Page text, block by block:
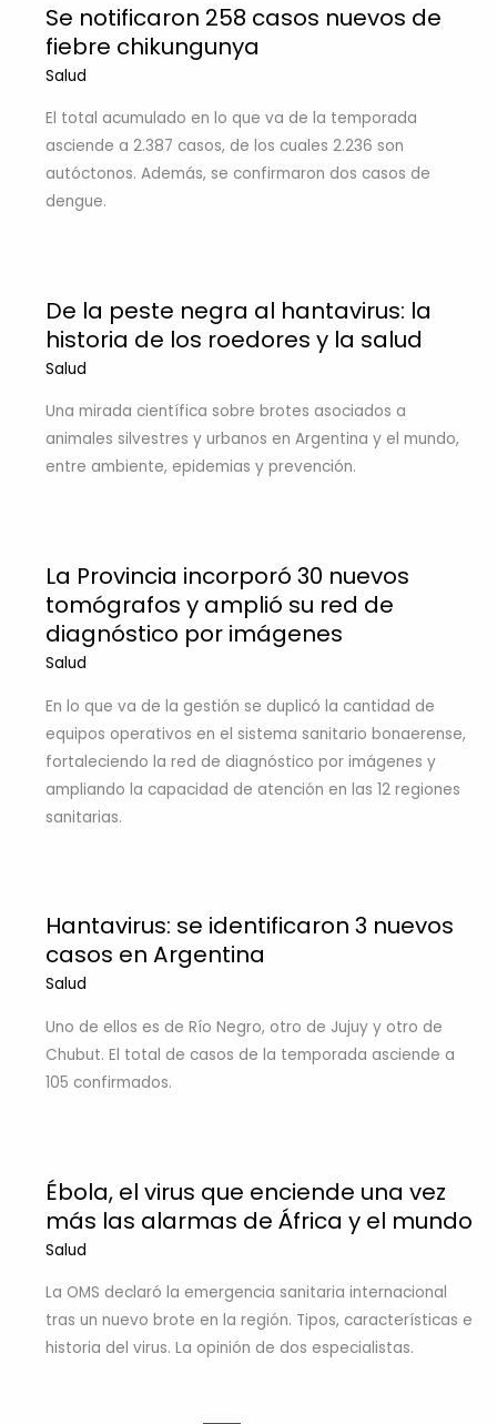
Se notificaron 258 casos nuevos de
fiebre chikungunya
Salud
El total acumulado en lo que va de la temporada
asciende a 2.387 casos, de los cuales 2.236 son
autóctonos. Además, se confirmaron dos casos de
dengue.
De la peste negra al hantavirus: la
historia de los roedores y la salud
Salud
Una mirada científica sobre brotes asociados a
animales silvestres y urbanos en Argentina y el mundo,
entre ambiente, epidemias y prevención.
La Provincia incorporó 30 nuevos
tomógrafos y amplió su red de
diagnóstico por imágenes
Salud
En lo que va de la gestión se duplicó la cantidad de
equipos operativos en el sistema sanitario bonaerense,
fortaleciendo la red de diagnóstico por imágenes y
ampliando la capacidad de atención en las 12 regiones
sanitarias.
Hantavirus: se identificaron 3 nuevos
casos en Argentina
Salud
Uno de ellos es de Río Negro, otro de Jujuy y otro de
Chubut. El total de casos de la temporada asciende a
105 confirmados.
Ébola, el virus que enciende una vez
más las alarmas de África y el mundo
Salud
La OMS declaró la emergencia sanitaria internacional
tras un nuevo brote en la región. Tipos, características e
historia del virus. La opinión de dos especialistas.